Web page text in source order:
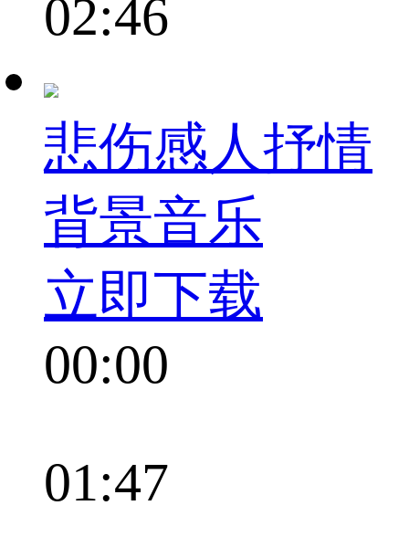
02:46
悲伤感人抒情
背景音乐
立即下载
00:00
01:47